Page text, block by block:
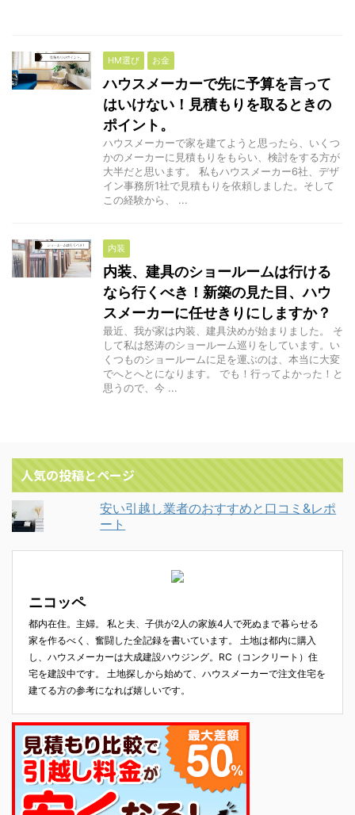
HM選び お金
ハウスメーカーで先に予算を言って
はいけない！見積もりを取るときの
ポイント。
ハウスメーカーで家を建てようと思ったら、いくつ
かのメーカーに見積もりをもらい、検討をする方が
大半だと思います。 私もハウスメーカー6社、デザ
イン事務所1社で見積もりを依頼しました。そして
この経験から、 ...
内装
内装、建具のショールームは行ける
なら行くべき！新築の見た目、ハウ
スメーカーに任せきりにしますか？
最近、我が家は内装、建具決めが始まりました。 そ
して私は怒涛のショールーム巡りをしています。い
くつものショールームに足を運ぶのは、本当に大変
でへとへとになります。 でも！行ってよかった！と
思うので、今 ...
人気の投稿とページ
安い引越し業者のおすすめと口コミ&レポ
ート
ニコッペ
都内在住。主婦。 私と夫、子供が2人の家族4人で死ぬまで暮らせる
家を作るべく、奮闘した全記録を書いています。 土地は都内に購入
し、ハウスメーカーは大成建設ハウジング。RC（コンクリート）住
宅を建設中です。 土地探しから始めて、ハウスメーカーで注文住宅を
建てる方の参考になれば嬉しいです。